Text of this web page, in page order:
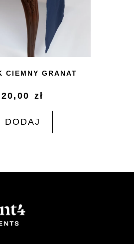
CIEMNY GRANAT
20,00 zł
DODAJ